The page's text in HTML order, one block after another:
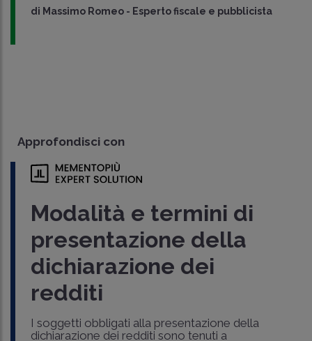
di Massimo Romeo - Esperto fiscale e pubblicista
Approfondisci con
Modalità e termini di
presentazione della
dichiarazione dei
redditi
I soggetti obbligati alla presentazione della
dichiarazione dei redditi sono tenuti a